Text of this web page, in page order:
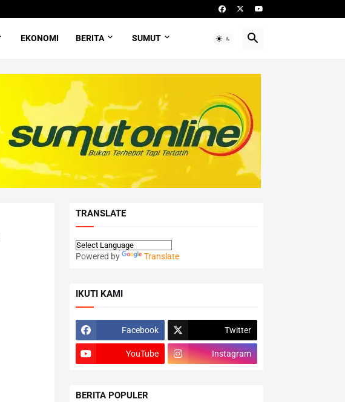
EKONOMI BERITA SUMUT
TRANSLATE
Powered by Translate
IKUTI KAMI
Facebook Twitter
YouTube Instagram
BERITA POPULER